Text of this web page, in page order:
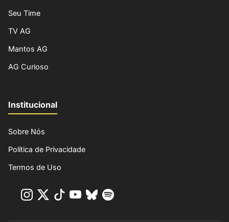
Seu Time
TV AG
Mantos AG
AG Curioso
Institucional
Sobre Nós
Política de Privacidade
Termos de Uso